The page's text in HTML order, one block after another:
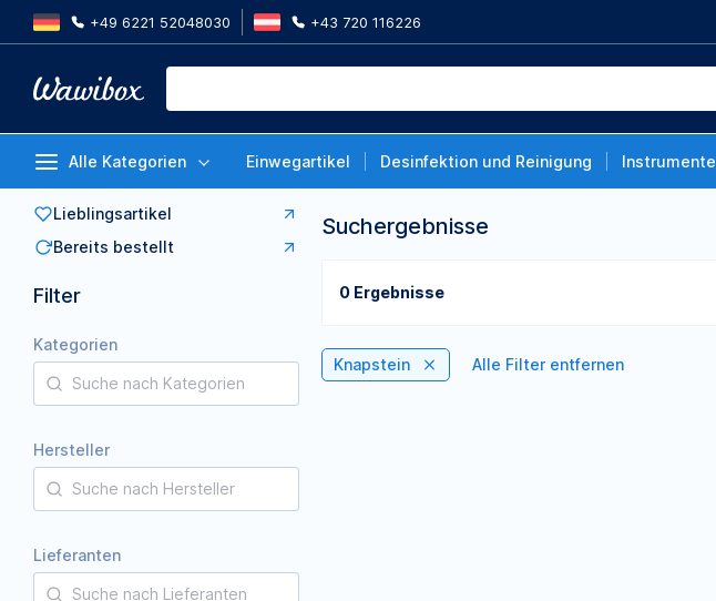
+49 6221 52048030 +43 720 116226
Alle Kategorien Einwegartikel Desinfektion und Reinigung Instrumente
Lieblingsartikel
Bereits bestellt
Filter
Kategorien
Hersteller
Lieferanten
Suchergebnisse
0 Ergebnisse
Knapstein Alle Filter entfernen